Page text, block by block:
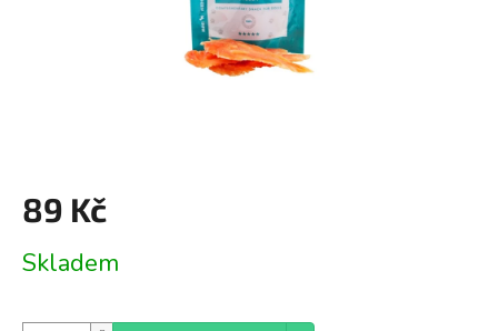
89 Kč
cena:
Skladem